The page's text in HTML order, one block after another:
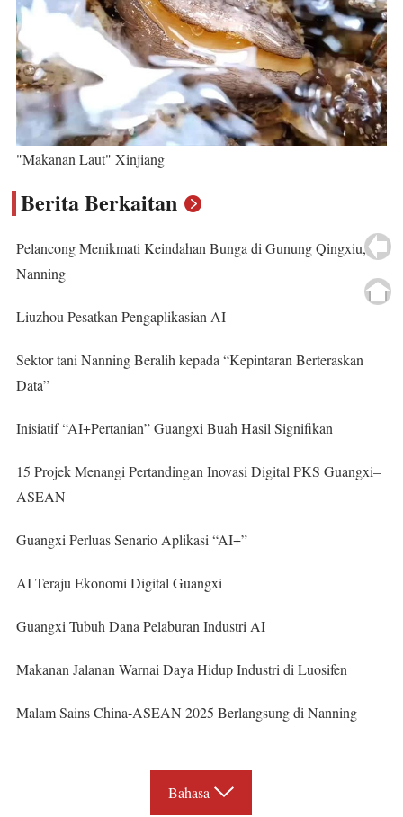
"Makanan Laut" Xinjiang
Berita Berkaitan
Pelancong Menikmati Keindahan Bunga di Gunung Qingxiu,
Nanning
Liuzhou Pesatkan Pengaplikasian AI
Sektor tani Nanning Beralih kepada “Kepintaran Berteraskan
Data”
Inisiatif “AI+Pertanian” Guangxi Buah Hasil Signifikan
15 Projek Menangi Pertandingan Inovasi Digital PKS Guangxi–
ASEAN
Guangxi Perluas Senario Aplikasi “AI+”
AI Teraju Ekonomi Digital Guangxi
Guangxi Tubuh Dana Pelaburan Industri AI
Makanan Jalanan Warnai Daya Hidup Industri di Luosifen
Malam Sains China-ASEAN 2025 Berlangsung di Nanning
Bahasa